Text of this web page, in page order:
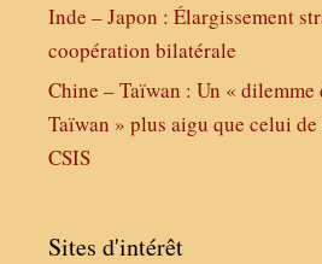
Inde – Japon : Élargissement
coopération bilatérale
Chine – Taïwan : Un «
Taïwan » plus aigu que celui
CSIS
Sites d'intérêt